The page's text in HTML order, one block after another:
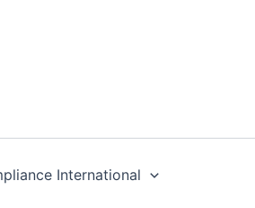
International